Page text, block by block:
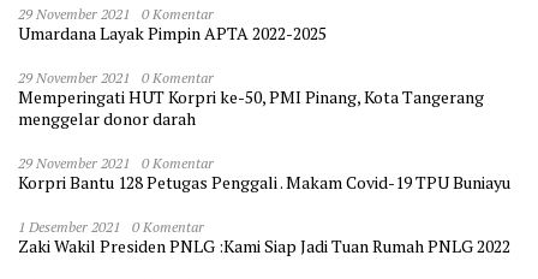
29 November 2021 0 Komentar
Umardana Layak Pimpin APTA 2022-2025
29 November 2021 0 Komentar
Memperingati HUT Korpri ke-50, PMI Pinang, Kota Tangerang
menggelar donor darah
29 November 2021 0 Komentar
Korpri Bantu 128 Petugas Penggali . Makam Covid-19 TPU Buniayu
1 Desember 2021 0 Komentar
Zaki Wakil Presiden PNLG :Kami Siap Jadi Tuan Rumah PNLG 2022